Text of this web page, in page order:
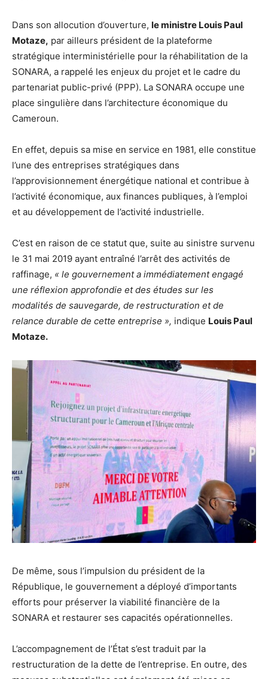
Dans son allocution d’ouverture, le ministre Louis Paul
Motaze, par ailleurs président de la plateforme
stratégique interministérielle pour la réhabilitation de la
SONARA, a rappelé les enjeux du projet et le cadre du
partenariat public-privé (PPP). La SONARA occupe une
place singulière dans l’architecture économique du
Cameroun.
En effet, depuis sa mise en service en 1981, elle constitue
l’une des entreprises stratégiques dans
l’approvisionnement énergétique national et contribue à
l’activité économique, aux finances publiques, à l’emploi
et au développement de l’activité industrielle.
C’est en raison de ce statut que, suite au sinistre survenu
le 31 mai 2019 ayant entraîné l’arrêt des activités de
raffinage, « le gouvernement a immédiatement engagé
une réflexion approfondie et des études sur les
modalités de sauvegarde, de restructuration et de
relance durable de cette entreprise », indique Louis Paul
Motaze.
De même, sous l’impulsion du président de la
République, le gouvernement a déployé d’importants
efforts pour préserver la viabilité financière de la
SONARA et restaurer ses capacités opérationnelles.
L’accompagnement de l’État s’est traduit par la
restructuration de la dette de l’entreprise. En outre, des